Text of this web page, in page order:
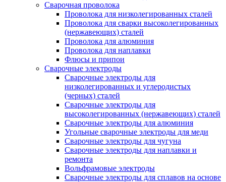
Сварочная проволока
Проволока для низколегированных сталей
Проволока для сварки высоколегированных
(нержавеющих) сталей
Проволока для алюминия
Проволока для наплавки
Флюсы и припои
Сварочные электроды
Сварочные электроды для
низколегированных и углеродистых
(черных) сталей
Сварочные электроды для
высоколегированных (нержавеющих) сталей
Сварочные электроды для алюминия
Угольные сварочные электроды для меди
Сварочные электроды для чугуна
Сварочные электроды для наплавки и
ремонта
Вольфрамовые электроды
Сварочные электроды для сплавов на основе